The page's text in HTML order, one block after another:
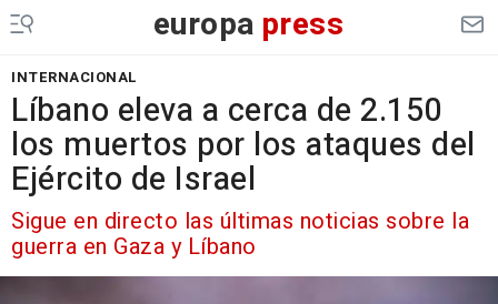
europa press
INTERNACIONAL
Líbano eleva a cerca de 2.150
los muertos por los ataques del
Ejército de Israel
Sigue en directo las últimas noticias sobre la
guerra en Gaza y Líbano